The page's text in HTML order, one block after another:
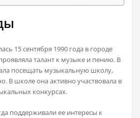
15 сентября 1990 года в городе
талант к музыке и пению. В
посещать музыкальную школу,
В школе она активно участвовала в
конкурсах.
поддерживали ее интересы к